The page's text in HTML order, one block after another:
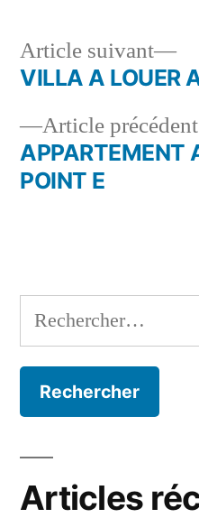
Navigation
de
l’article
Article précédent
APPARTEMENT
POINT E
Article suivant
VILLA A LOUER
Rechercher :
Articles